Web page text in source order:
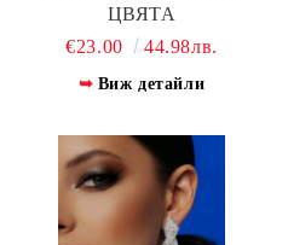
ЦВЯТА
€23.00
44.98лв.
Виж детайли